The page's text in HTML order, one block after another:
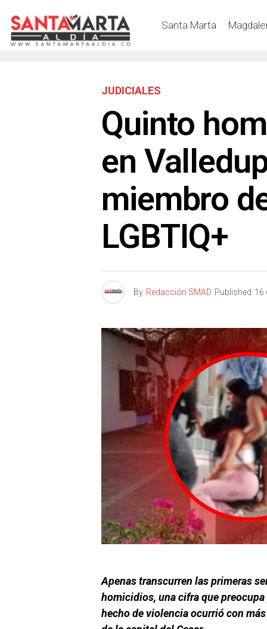
Santa Marta
JUDICIALES
Quinto
en
miembro
LGBTIQ+
By Redacción SMAD Published 16
Apenas transcurren las primeras
homicidios, una cifra que
hecho de violencia ocurrió con